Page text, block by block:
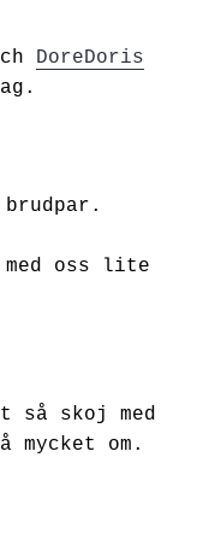
DoreDoris
oss lite
så skoj med
mycket om.